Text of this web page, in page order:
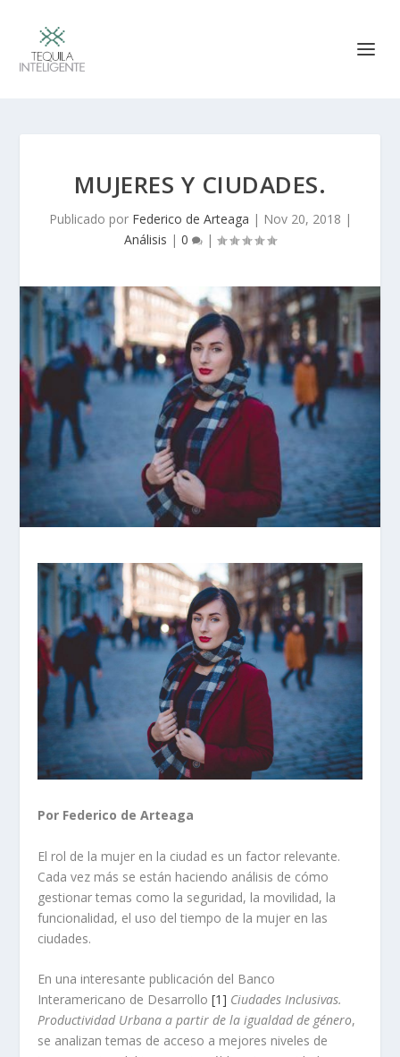
MUJERES Y CIUDADES.
Publicado por Federico de Arteaga | Nov 20, 2018 |
Análisis | 0 |
Por Federico de Arteaga
El rol de la mujer en la ciudad es un factor relevante.
Cada vez más se están haciendo análisis de cómo
gestionar temas como la seguridad, la movilidad, la
funcionalidad, el uso del tiempo de la mujer en las
ciudades.
En una interesante publicación del Banco
Interamericano de Desarrollo[1] Ciudades Inclusivas.
Productividad Urbana a partir de la igualdad de género,
se analizan temas de acceso a mejores niveles de